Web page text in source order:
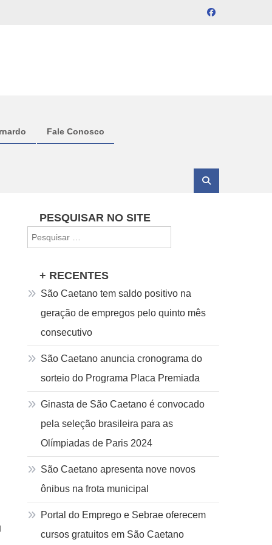
Fale Conosco
PESQUISAR NO SITE
por:
+ RECENTES
São Caetano tem saldo positivo na
geração de empregos pelo quinto mês
consecutivo
São Caetano anuncia cronograma do
sorteio do Programa Placa Premiada
Ginasta de São Caetano é convocado
pela seleção brasileira para as
Olímpiadas de Paris 2024
São Caetano apresenta nove novos
ônibus na frota municipal
Portal do Emprego e Sebrae oferecem
cursos gratuitos em São Caetano